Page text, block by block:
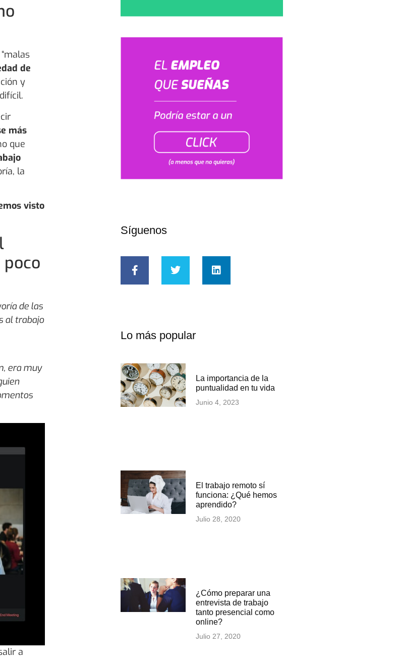
de
y
más
que
la
visto
de las
al trabajo
era muy
a
Síguenos
Lo más popular
La importancia de la
puntualidad en tu vida
Junio 4, 2023
El trabajo remoto sí
funciona: ¿Qué hemos
aprendido?
Julio 28, 2020
¿Cómo preparar una
entrevista de trabajo
tanto presencial como
online?
Julio 27, 2020